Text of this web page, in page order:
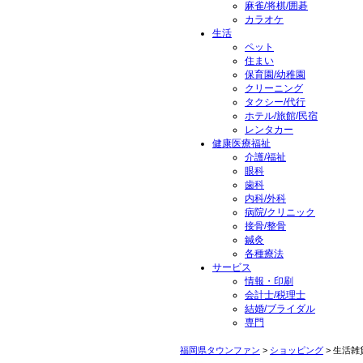
麻雀/将棋/囲碁
カラオケ
生活
ペット
住まい
保育園/幼稚園
クリーニング
タクシー/代行
ホテル/旅館/民宿
レンタカー
健康医療福祉
介護/福祉
眼科
歯科
内科/外科
病院/クリニック
接骨/整骨
鍼灸
各種療法
サービス
情報・印刷
会計士/税理士
結婚/ブライダル
専門
福岡県タウンファン > ショッピング > 生活雑